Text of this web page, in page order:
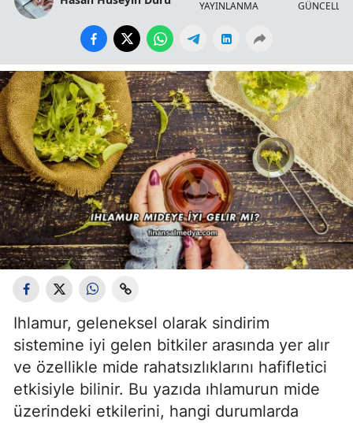
YAYINLANMA
Ihlamur, geleneksel olarak sindirim
sistemine iyi gelen bitkiler arasında yer alır
ve özellikle mide rahatsızlıklarını hafifletici
etkisiyle bilinir. Bu yazıda ıhlamurun mide
üzerindeki etkilerini, hangi durumlarda